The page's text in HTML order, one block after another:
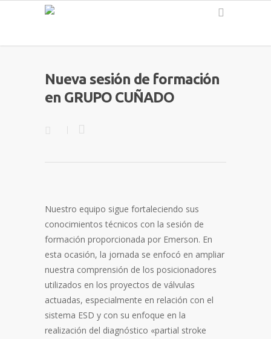
Nueva sesión de formación
en GRUPO CUÑADO
Nuestro equipo sigue fortaleciendo sus
conocimientos técnicos con la sesión de
formación proporcionada por Emerson. En
esta ocasión, la jornada se enfocó en ampliar
nuestra comprensión de los posicionadores
utilizados en los proyectos de válvulas
actuadas, especialmente en relación con el
sistema ESD y con su enfoque en la
realización del diagnóstico «partial stroke